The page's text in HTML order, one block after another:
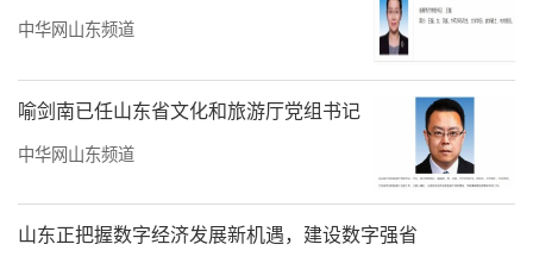
中华网山东频道
喻剑南已任山东省文化和旅游厅党组书记
中华网山东频道
山东正把握数字经济发展新机遇，建设数字强省